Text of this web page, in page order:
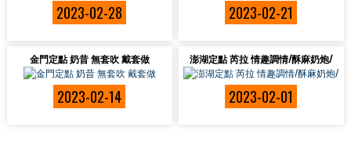
2023-02-28 2023-02-21
金門定點 奶昔 無套吹 戴套做
2023-02-14
澎湖定點 芮拉 情趣調情/酥麻奶炮/
2023-02-01